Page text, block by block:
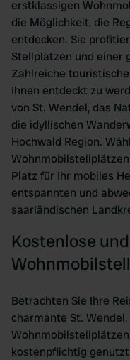
erstklassigen
die Möglichkeit, die
entdecken. Sie
Stellplätzen und einer
Zahlreiche
Ihnen entdeckt zu
von St. Wendel, das
die idyllischen
Hochwald Region.
Platz für Ihr mobiles
entspannten und
saarländischen
Kostenlose
Betrachten Sie Ihre
charmante St.
kostenpflichtig